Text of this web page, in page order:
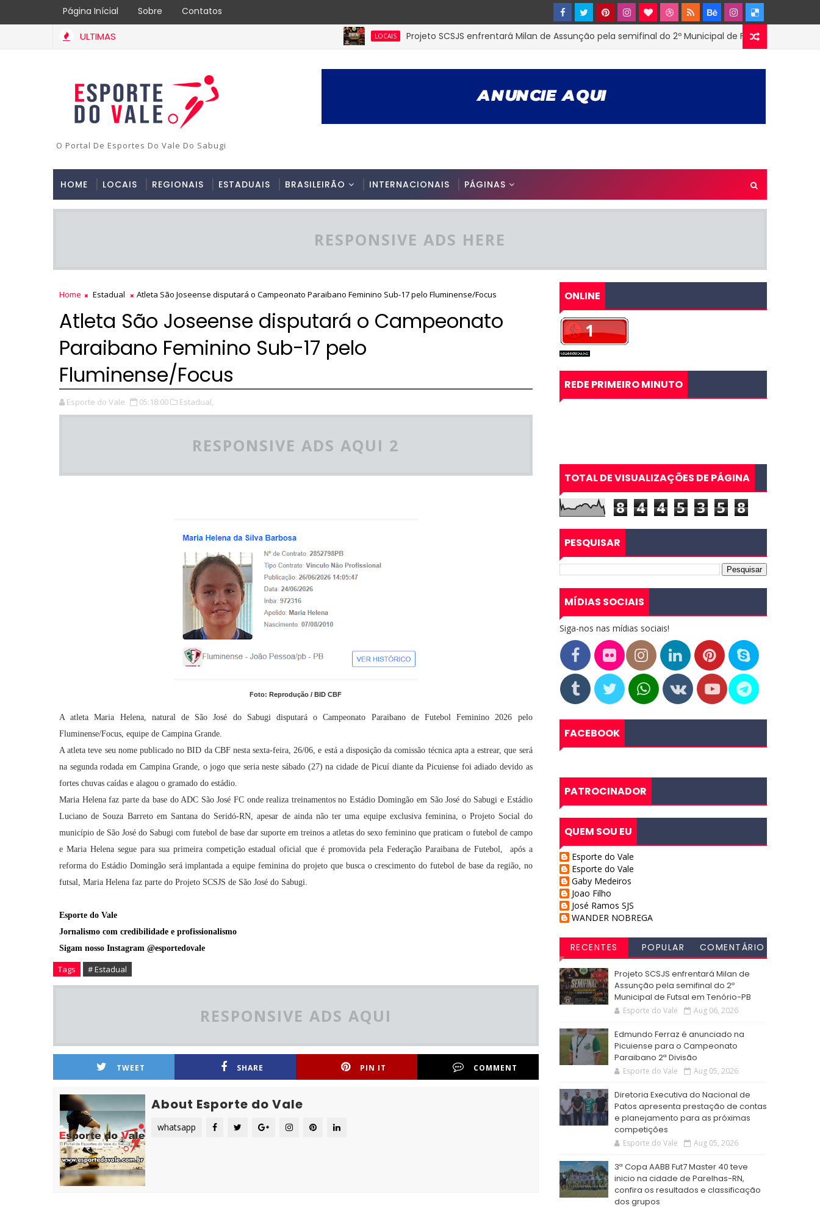
Página Inícial Sobre Contatos
ULTIMAS LOCAIS Projeto SCSJS enfrentará Milan de Assunção pela semifinal do 2º Municipal de Futsal em Tenório-PB
O Portal De Esportes Do Vale Do Sabugi
HOME LOCAIS REGIONAIS ESTADUAIS BRASILEIRÃO INTERNACIONAIS PÁGINAS
RESPONSIVE ADS HERE
Home Estadual Atleta São Joseense disputará o Campeonato Paraibano Feminino Sub-17 pelo Fluminense/Focus
Atleta São Joseense disputará o Campeonato
Paraibano Feminino Sub-17 pelo
Fluminense/Focus
Esporte do Vale 05:18:00 Estadual,
RESPONSIVE ADS AQUI 2
Foto: Reprodução / BID CBF
A atleta Maria Helena, natural de São José do Sabugi disputará o Campeonato Paraibano de Futebol Feminino 2026 pelo
Fluminense/Focus, equipe de Campina Grande.
A atleta teve seu nome publicado no BID da CBF nesta sexta-feira, 26/06, e está a disposição da comissão técnica apta a estrear, que será
na segunda rodada em Campina Grande, o jogo que seria neste sábado (27) na cidade de Picuí diante da Picuiense foi adiado devido as
fortes chuvas caídas e alagou o gramado do estádio.
Maria Helena faz parte da base do ADC São José FC onde realiza treinamentos no Estádio Domingão em São José do Sabugi e Estádio
Luciano de Souza Barreto em Santana do Seridó-RN, apesar de ainda não ter uma equipe exclusiva feminina, o Projeto Social do
município de São José do Sabugi com futebol de base dar suporte em treinos a atletas do sexo feminino que praticam o futebol de campo
e Maria Helena segue para sua primeira competição estadual oficial que é promovida pela Federação Paraibana de Futebol, após a
reforma do Estádio Domingão será implantada a equipe feminina do projeto que busca o crescimento do futebol de base da região, no
futsal, Maria Helena faz parte do Projeto SCSJS de São José do Sabugi.
Esporte do Vale
Jornalismo com credibilidade e profissionalismo
Sigam nosso Instagram @esportedovale
Tags # Estadual
RESPONSIVE ADS AQUI
TWEET SHARE PIN IT COMMENT
About Esporte do Vale
whatsapp
ONLINE
REDE PRIMEIRO MINUTO
TOTAL DE VISUALIZAÇÕES DE PÁGINA
8 4 4 5 3 5 8
PESQUISAR
MÍDIAS SOCIAIS
Siga-nos nas mídias sociais!
FACEBOOK
PATROCINADOR
QUEM SOU EU
Esporte do Vale
Esporte do Vale
Gaby Medeiros
Joao Filho
José Ramos SJS
WANDER NOBREGA
RECENTES POPULAR
COMENTÁRIO
Projeto SCSJS enfrentará Milan de
Assunção pela semifinal do 2º
Municipal de Futsal em Tenório-PB
Esporte do Vale Aug 06, 2026
Edmundo Ferraz é anunciado na
Picuiense para o Campeonato
Paraibano 2ª Divisão
Esporte do Vale Aug 05, 2026
Diretoria Executiva do Nacional de
Patos apresenta prestação de contas
e planejamento para as próximas
competições
Esporte do Vale Aug 05, 2026
3ª Copa AABB Fut7 Master 40 teve
inicio na cidade de Parelhas-RN,
confira os resultados e classificação
dos grupos